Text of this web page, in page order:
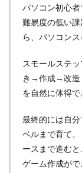
パソコン初心
難易度の低い
ら、パソコンス
スモールステ
き→作成→改造
を自然に体得で
最終的には自
ベルまで育て
ースまで進む
ゲーム作成がで